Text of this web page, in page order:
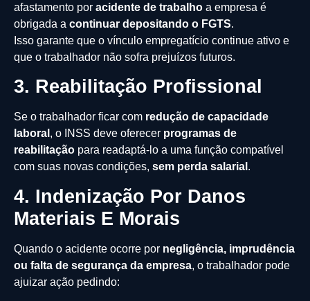
afastamento por acidente de trabalho a empresa é
obrigada a continuar depositando o FGTS.
Isso garante que o vínculo empregatício continue ativo e
que o trabalhador não sofra prejuízos futuros.
3. Reabilitação Profissional
Se o trabalhador ficar com redução de capacidade
laboral , o INSS deve oferecer programas de
reabilitação para readaptá-lo a uma função compatível
com suas novas condições, sem perda salarial .
4. Indenização Por Danos
Materiais E Morais
Quando o acidente ocorre por negligência, imprudência
ou falta de segurança da empresa, o trabalhador pode
ajuizar ação pedindo: